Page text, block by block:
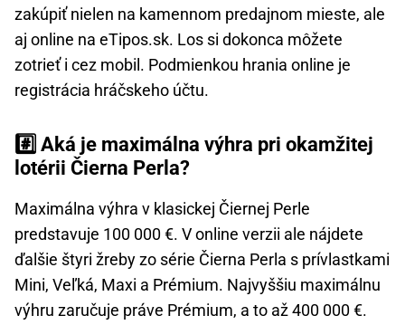
zakúpiť nielen na kamennom predajnom mieste, ale
aj online na eTipos.sk. Los si dokonca môžete
zotrieť i cez mobil. Podmienkou hrania online je
registrácia hráčskeho účtu.
#️⃣ Aká je maximálna výhra pri okamžitej
lotérii Čierna Perla?
Maximálna výhra v klasickej Čiernej Perle
predstavuje 100 000 €. V online verzii ale nájdete
ďalšie štyri žreby zo série Čierna Perla s prívlastkami
Mini, Veľká, Maxi a Prémium. Najvyššiu maximálnu
výhru zaručuje práve Prémium, a to až 400 000 €.